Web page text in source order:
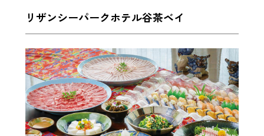
リザンシーパークホテル谷茶ベイ